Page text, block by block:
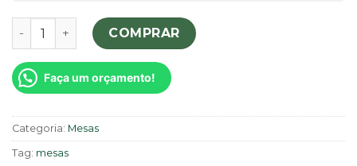
Mesa de Centro quantidade
COMPRAR
Faça um orçamento!
Categoria: Mesas
Tag: mesas